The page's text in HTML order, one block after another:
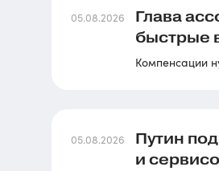
05.08.2026
Глава
быстрые
Компенсации
05.08.2026
Путин
и